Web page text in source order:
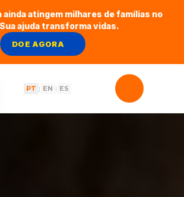
ainda atingem milhares de famílias no
ajuda transforma vidas.
DOE AGORA
PT | EN | ES